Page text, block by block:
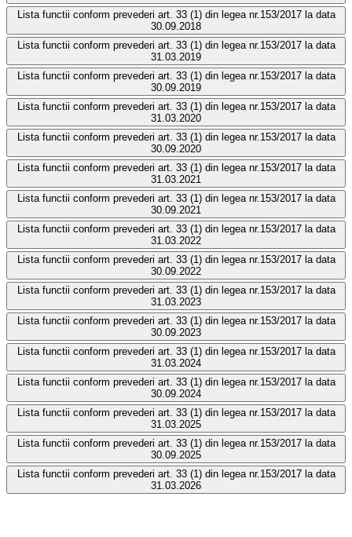
Lista functii conform prevederi art. 33 (1) din legea nr.153/2017 la data
30.09.2018
Lista functii conform prevederi art. 33 (1) din legea nr.153/2017 la data
31.03.2019
Lista functii conform prevederi art. 33 (1) din legea nr.153/2017 la data
30.09.2019
Lista functii conform prevederi art. 33 (1) din legea nr.153/2017 la data
31.03.2020
Lista functii conform prevederi art. 33 (1) din legea nr.153/2017 la data
30.09.2020
Lista functii conform prevederi art. 33 (1) din legea nr.153/2017 la data
31.03.2021
Lista functii conform prevederi art. 33 (1) din legea nr.153/2017 la data
30.09.2021
Lista functii conform prevederi art. 33 (1) din legea nr.153/2017 la data
31.03.2022
Lista functii conform prevederi art. 33 (1) din legea nr.153/2017 la data
30.09.2022
Lista functii conform prevederi art. 33 (1) din legea nr.153/2017 la data
31.03.2023
Lista functii conform prevederi art. 33 (1) din legea nr.153/2017 la data
30.09.2023
Lista functii conform prevederi art. 33 (1) din legea nr.153/2017 la data
31.03.2024
Lista functii conform prevederi art. 33 (1) din legea nr.153/2017 la data
30.09.2024
Lista functii conform prevederi art. 33 (1) din legea nr.153/2017 la data
31.03.2025
Lista functii conform prevederi art. 33 (1) din legea nr.153/2017 la data
30.09.2025
Lista functii conform prevederi art. 33 (1) din legea nr.153/2017 la data
31.03.2026